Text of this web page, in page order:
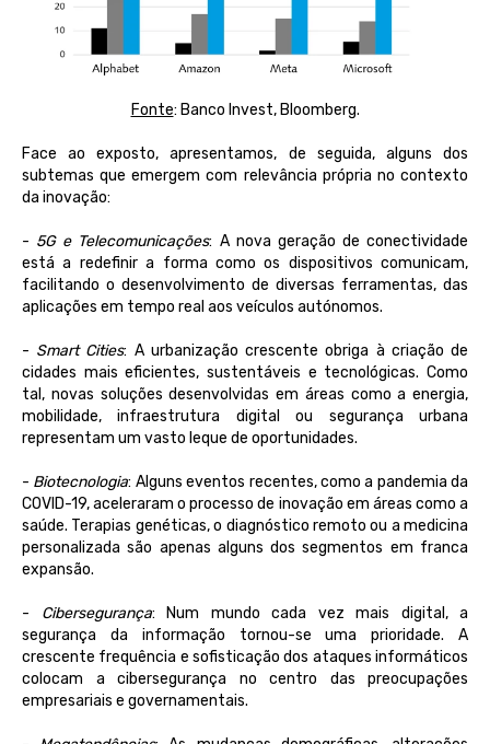
Fonte: Banco Invest, Bloomberg.
Face ao exposto, apresentamos, de seguida, alguns dos
subtemas que emergem com relevância própria no contexto
da inovação:
- 5G e Telecomunicações: A nova geração de conectividade
está a redefinir a forma como os dispositivos comunicam,
facilitando o desenvolvimento de diversas ferramentas, das
aplicações em tempo real aos veículos autónomos.
- Smart Cities: A urbanização crescente obriga à criação de
cidades mais eficientes, sustentáveis e tecnológicas. Como
tal, novas soluções desenvolvidas em áreas como a energia,
mobilidade, infraestrutura digital ou segurança urbana
representam um vasto leque de oportunidades.
- Biotecnologia: Alguns eventos recentes, como a pandemia da
COVID-19, aceleraram o processo de inovação em áreas como a
saúde. Terapias genéticas, o diagnóstico remoto ou a medicina
personalizada são apenas alguns dos segmentos em franca
expansão.
- Cibersegurança: Num mundo cada vez mais digital, a
segurança da informação tornou-se uma prioridade. A
crescente frequência e sofisticação dos ataques informáticos
colocam a cibersegurança no centro das preocupações
empresariais e governamentais.